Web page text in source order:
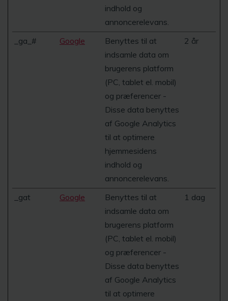
indhold og
annoncerelevans.
_ga_#
Google
Benyttes til at
indsamle data om
brugerens platform
(PC, tablet el. mobil)
og præferencer -
Disse data benyttes
af Google Analytics
til at optimere
hjemmesidens
indhold og
annoncerelevans.
2 år
_gat Google
Benyttes til at
indsamle data om
brugerens platform
(PC, tablet el. mobil)
og præferencer -
Disse data benyttes
af Google Analytics
til at optimere
1 dag